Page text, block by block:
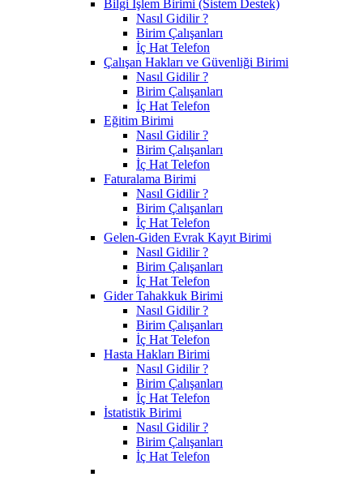
Bilgi İşlem Birimi (Sistem Destek)
Nasıl Gidilir ?
Birim Çalışanları
İç Hat Telefon
Çalışan Hakları ve Güvenliği Birimi
Nasıl Gidilir ?
Birim Çalışanları
İç Hat Telefon
Eğitim Birimi
Nasıl Gidilir ?
Birim Çalışanları
İç Hat Telefon
Faturalama Birimi
Nasıl Gidilir ?
Birim Çalışanları
İç Hat Telefon
Gelen-Giden Evrak Kayıt Birimi
Nasıl Gidilir ?
Birim Çalışanları
İç Hat Telefon
Gider Tahakkuk Birimi
Nasıl Gidilir ?
Birim Çalışanları
İç Hat Telefon
Hasta Hakları Birimi
Nasıl Gidilir ?
Birim Çalışanları
İç Hat Telefon
İstatistik Birimi
Nasıl Gidilir ?
Birim Çalışanları
İç Hat Telefon